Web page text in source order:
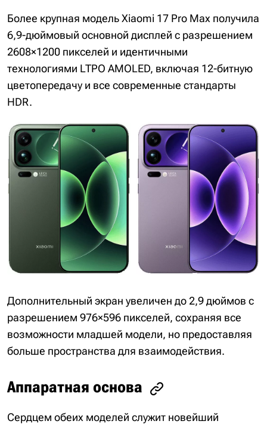
Более крупная модель Xiaomi 17 Pro Max получила
6,9-дюймовый основной дисплей с разрешением
2608×1200 пикселей и идентичными
технологиями LTPO AMOLED, включая 12-битную
цветопередачу и все современные стандарты
HDR.
Дополнительный экран увеличен до 2,9 дюймов с
разрешением 976×596 пикселей, сохраняя все
возможности младшей модели, но предоставляя
больше пространства для взаимодействия.
Аппаратная основа
Сердцем обеих моделей служит новейший